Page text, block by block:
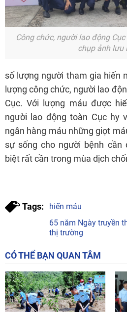
Công chức, người lao động
chụp ảnh lưu
số lượng người tham gia hiến
lượng công chức, người lao
Cục. Với lượng máu được
người lao động toàn Cục hy
ngân hàng máu những giọt
sự sống cho người bệnh cần
biệt rất cần trong mùa dịch
Tags:
hiến máu
65 năm Ngày truyền
thị trường
CÓ THỂ BẠN QUAN TÂM